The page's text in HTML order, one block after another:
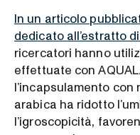
In un articolo
dedicato all’estratto
ricercatori hanno
effettuate con
l’incapsulamento
arabica ha ridotto
l’igroscopicità,